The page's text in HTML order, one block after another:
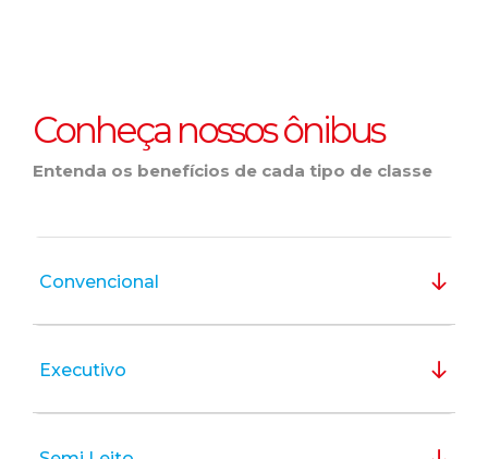
Conheça nossos ônibus
Entenda os benefícios de cada tipo de classe
Convencional
Executivo